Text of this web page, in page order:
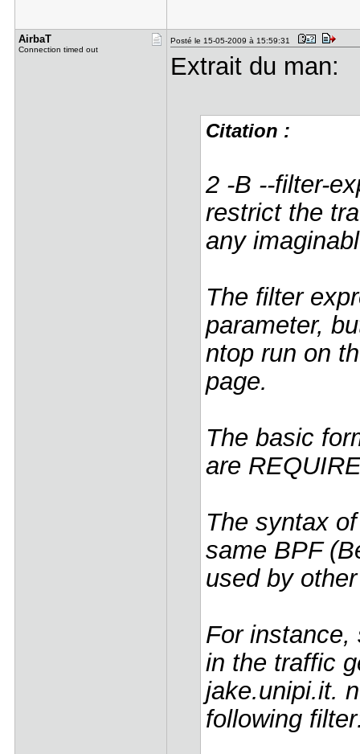
AirbaT
Connection timed out
Posté le 15-05-2009 à 15:59:31
Extrait du man:
Citation :
2 -B --filter-
restrict the
any
The filter
parameter,
ntop run on
page.
The basic
are
The syntax
same BPF
used by
For instance,
in the traffic
jake.unipi.it.
following